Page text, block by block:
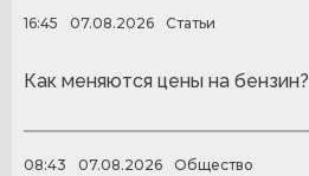
16:45 07.08.2026 Статьи
Как меняются цены на бензин?
08:43 07.08.2026 Общество